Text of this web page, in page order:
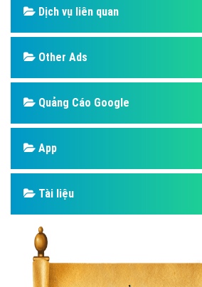
Dịch vụ liên quan
Other Ads
Quảng Cáo Google
App
Tài liệu